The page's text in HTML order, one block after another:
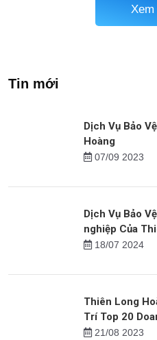
Xem
Tin mới
Dịch Vụ Bảo
Hoàng
07/09 2023
Dịch Vụ Bảo
nghiệp Của
18/07 2024
Thiên Long
Trí Top 20
21/08 2023